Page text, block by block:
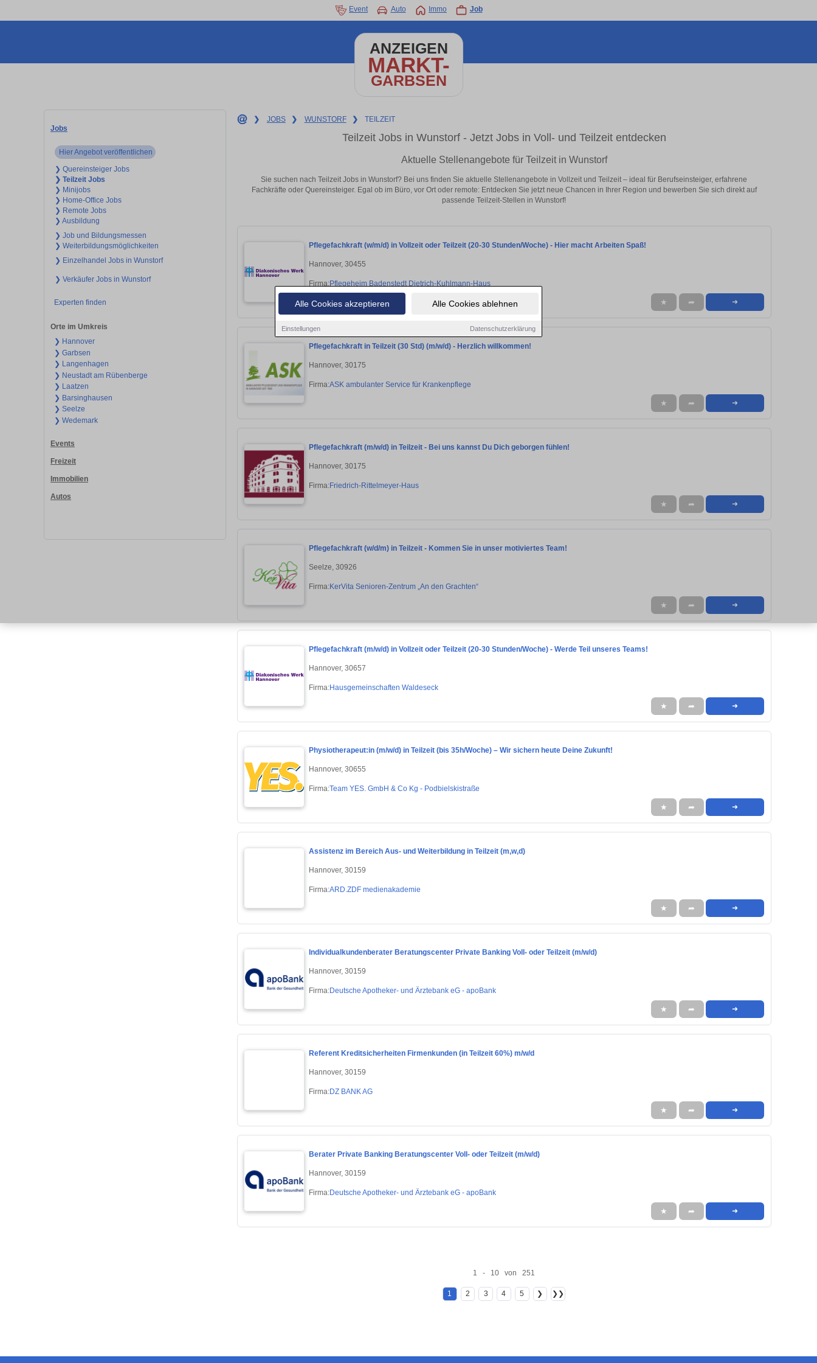
Alle Cookies akzeptieren Alle Cookies ablehnen
Einstellungen Datenschutzerklärung
Event Auto Immo Job
ANZEIGEN
MARKT-
GARBSEN
Jobs
Hier Angebot veröffentlichen
❯ Quereinsteiger Jobs
❯ Teilzeit Jobs
❯ Minijobs
❯ Home-Office Jobs
❯ Remote Jobs
❯ Ausbildung
❯ Job und Bildungsmessen
❯ Weiterbildungsmöglichkeiten
❯ Einzelhandel Jobs in Wunstorf
❯ Verkäufer Jobs in Wunstorf
Experten finden
Orte im Umkreis
❯ Hannover
❯ Garbsen
❯ Langenhagen
❯ Neustadt am Rübenberge
❯ Laatzen
❯ Barsinghausen
❯ Seelze
❯ Wedemark
Events
Freizeit
Immobilien
Autos
❯ JOBS ❯ WUNSTORF ❯ TEILZEIT
Teilzeit Jobs in Wunstorf - Jetzt Jobs in Voll- und Teilzeit entdecken
Aktuelle Stellenangebote für Teilzeit in Wunstorf
Sie suchen nach Teilzeit Jobs in Wunstorf? Bei uns finden Sie aktuelle Stellenangebote in Vollzeit und Teilzeit – ideal für Berufseinsteiger, erfahrene
Fachkräfte oder Quereinsteiger. Egal ob im Büro, vor Ort oder remote: Entdecken Sie jetzt neue Chancen in Ihrer Region und bewerben Sie sich direkt auf
passende Teilzeit-Stellen in Wunstorf!
Pflegefachkraft (w/m/d) in Vollzeit oder Teilzeit (20-30 Stunden/Woche) - Hier macht Arbeiten Spaß!
Hannover, 30455
Firma:Pflegeheim Badenstedt Dietrich-Kuhlmann-Haus
★ ➦ ➜
Pflegefachkraft in Teilzeit (30 Std) (m/w/d) - Herzlich willkommen!
Hannover, 30175
Firma:ASK ambulanter Service für Krankenpflege
★ ➦ ➜
Pflegefachkraft (m/w/d) in Teilzeit - Bei uns kannst Du Dich geborgen fühlen!
Hannover, 30175
Firma:Friedrich-Rittelmeyer-Haus
★ ➦ ➜
Pflegefachkraft (w/d/m) in Teilzeit - Kommen Sie in unser motiviertes Team!
Seelze, 30926
Firma:KerVita Senioren-Zentrum „An den Grachten“
★ ➦ ➜
Pflegefachkraft (m/w/d) in Vollzeit oder Teilzeit (20-30 Stunden/Woche) - Werde Teil unseres Teams!
Hannover, 30657
Firma:Hausgemeinschaften Waldeseck
★ ➦ ➜
Physiotherapeut:in (m/w/d) in Teilzeit (bis 35h/Woche) – Wir sichern heute Deine Zukunft!
Hannover, 30655
Firma:Team YES. GmbH & Co Kg - Podbielskistraße
★ ➦ ➜
Assistenz im Bereich Aus- und Weiterbildung in Teilzeit (m,w,d)
Hannover, 30159
Firma:ARD.ZDF medienakademie
★ ➦ ➜
Individualkundenberater Beratungscenter Private Banking Voll- oder Teilzeit (m/w/d)
Hannover, 30159
Firma:Deutsche Apotheker- und Ärztebank eG - apoBank
★ ➦ ➜
Referent Kreditsicherheiten Firmenkunden (in Teilzeit 60%) m/w/d
Hannover, 30159
Firma:DZ BANK AG
★ ➦ ➜
Berater Private Banking Beratungscenter Voll- oder Teilzeit (m/w/d)
Hannover, 30159
Firma:Deutsche Apotheker- und Ärztebank eG - apoBank
★ ➦ ➜
1 - 10 von 251
1 2 3 4 5 ❯ ❯❯